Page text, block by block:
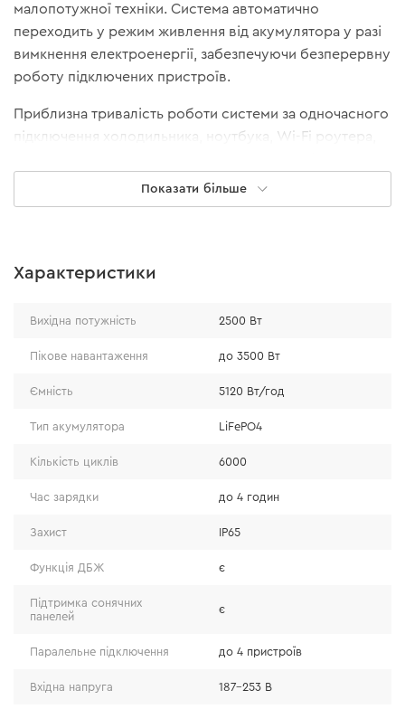
малопотужної техніки. Система автоматично
переходить у режим живлення від акумулятора у разі
вимкнення електроенергії, забезпечуючи безперервну
роботу підключених пристроїв.
Приблизна тривалість роботи системи за одночасного
підключення холодильника, ноутбука, Wi-Fi роутера,
Особливості
витримує короткочасні піки до 3,5 кВт, живлячи
побутову техніку, електроніку та критично важливі
прилади.
• Вбудований акумулятор LiFePO₄ ємністю 5,12 кВт·год
тривалий термін служби — понад 6000 циклів
Показати більше
Характеристики
Вихідна потужність 2500 Вт
Пікове навантаження до 3500 Вт
Ємність 5120 Вт/год
Тип акумулятора LiFePO4
Кількість циклів 6000
Час зарядки до 4 годин
Захист IP65
Функція ДБЖ є
Підтримка сонячних
панелей
є
Паралельне підключення до 4 пристроїв
Вхідна напруга 187–253 В